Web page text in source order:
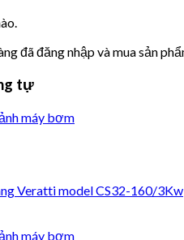
đã đăng nhập và mua sản
tự
Veratti model CS32-160/3Kw